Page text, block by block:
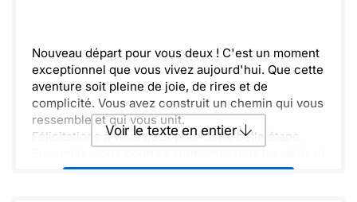
Nouveau départ pour vous deux ! C'est un moment
exceptionnel que vous vivez aujourd'hui. Que cette
aventure soit pleine de joie, de rires et de
complicité. Vous avez construit un chemin qui vous
ressemble et qui vous unit.
Félicitations à vous deux pour cette belle étape.
savourer chaque instant. Que votre amour
Voir le texte en entier